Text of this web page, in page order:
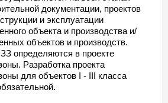
документации, проектов
и эксплуатации
объекта и производства и/
объектов и производств.
определяются в проекте
Разработка проекта
для объектов I - III класса